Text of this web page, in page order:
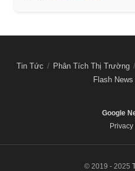
Tin Tức Phân Tích Thị Trường
Flash News
Google
© 2019 - 2025